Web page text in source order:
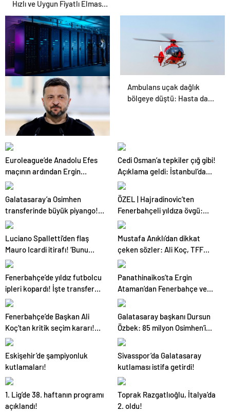
Hızlı ve Uygun Fiyatlı Elmas
Satın Almanın Yeni Adresi
Datahost İle Güvenilir
Sunucu Hizmetleri
Ambulans uçak dağlık
bölgeye düştü: Hasta da
İngiliz gazetesinden
Zelenski yorumu: “Siyasi
poker mi, Rus ruleti mi?”
Euroleague’de Anadolu Efes
maçının ardından Ergin
Ataman’dan itiraf!
Cedi Osman’a tepkiler çığ gibi!
Açıklama geldi: İstanbul’da
yuhalandım, burada
alkışlandım
Galatasaray’a Osimhen
transferinde büyük piyango!
Çılgın bonservis hazır, takas
ÖZEL | Hajradinovic’ten
Fenerbahçeli yıldıza övgü:
Dünya futbolu için önemli bir
Luciano Spalletti’den flaş
Mauro Icardi itirafı! ‘Bunu
tolere edemezdim’
Mustafa Anıklı’dan dikkat
çeken sözler: Ali Koç, TFF
Başkanı gibi
Fenerbahçe’de yıldız futbolcu
ipleri kopardı! İşte transfer
olmak istediği takım
Panathinaikos’ta Ergin
Ataman’dan Fenerbahçe ve
Galatasaray sözleri! ‘Gönül
Fenerbahçe’de Başkan Ali
Koç’tan kritik seçim kararı!
Yol haritası belli oldu
Galatasaray başkanı Dursun
Özbek: 85 milyon Osimhen’i
soruyor
Eskişehir’de şampiyonluk
kutlamaları!
Sivasspor’da Galatasaray
kutlaması istifa getirdi!
1. Lig’de 38. haftanın programı
açıklandı!
Toprak Razgatlıoğlu, İtalya’da
2. oldu!